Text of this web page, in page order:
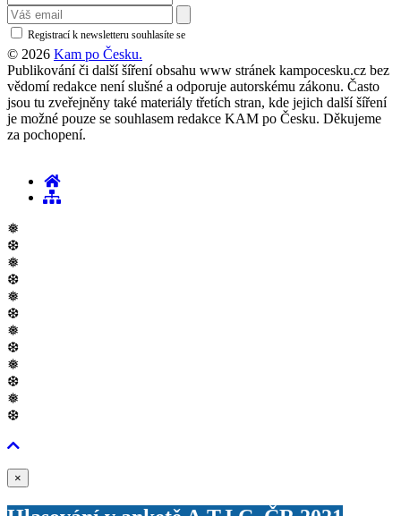
Registrací k newsletteru souhlasíte se
© 2026 Kam po Česku.
Publikování či další šíření obsahu www stránek kampocesku.cz bez
vědomí redakce není slušné a odporuje autorskému zákonu. Často
jsou tu zveřejněny také materiály třetích stran, kde jejich další šíření
je možné pouze se souhlasem redakce KAM po Česku. Děkujeme
za pochopení.
❅
❆
❅
❆
❅
❆
❅
❆
❅
❆
❅
❆
×